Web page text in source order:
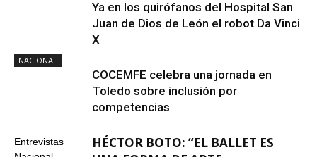
Ya en los quirófanos del Hospital San
Juan de Dios de León el robot Da Vinci
X
NACIONAL
COCEMFE celebra una jornada en
Toledo sobre inclusión por
competencias
Entrevistas
HÉCTOR BOTO: “EL BALLET ES